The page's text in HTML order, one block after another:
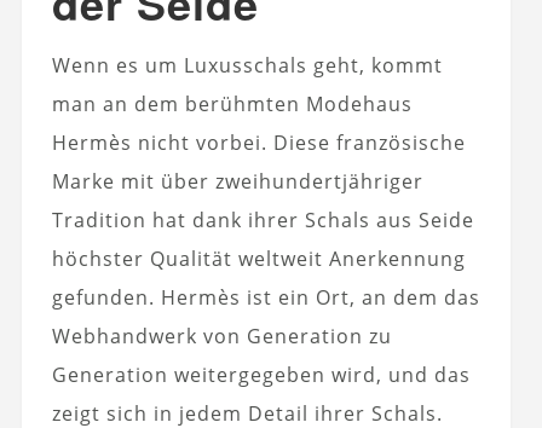
Wenn es um Luxusschals geht, kommt
man an dem berühmten Modehaus
Hermès nicht vorbei. Diese französische
Marke mit über zweihundertjähriger
Tradition hat dank ihrer Schals aus Seide
höchster Qualität weltweit Anerkennung
gefunden. Hermès ist ein Ort, an dem das
Webhandwerk von Generation zu
Generation weitergegeben wird, und das
zeigt sich in jedem Detail ihrer Schals.